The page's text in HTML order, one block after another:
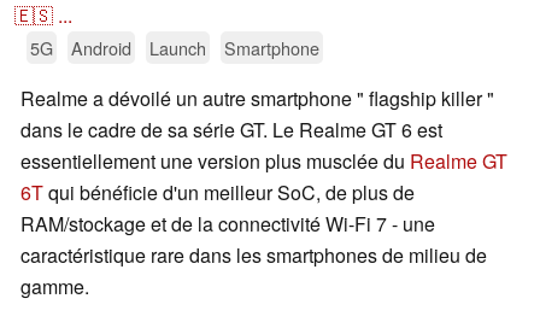
🇪🇸 ...
5G Android Launch Smartphone
Realme a dévoilé un autre smartphone " flagship killer "
dans le cadre de sa série GT. Le Realme GT 6 est
essentiellement une version plus musclée du Realme GT
6Tqui bénéficie d'un meilleur SoC, de plus de
RAM/stockage et de la connectivité Wi-Fi 7 - une
caractéristique rare dans les smartphones de milieu de
gamme.